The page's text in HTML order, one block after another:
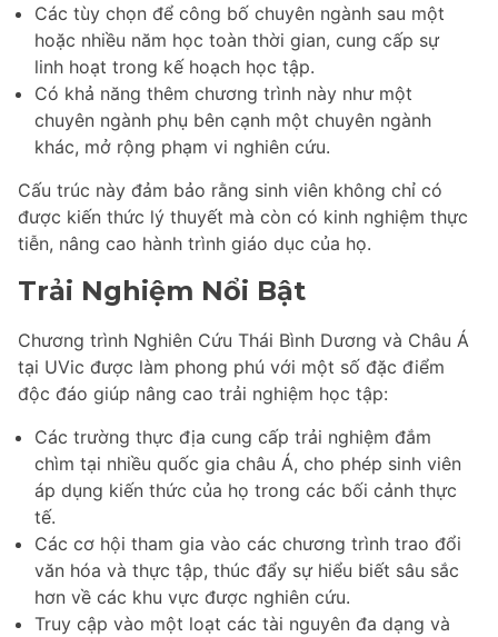
Các tùy chọn để công bố chuyên ngành sau một
hoặc nhiều năm học toàn thời gian, cung cấp sự
linh hoạt trong kế hoạch học tập.
Có khả năng thêm chương trình này như một
chuyên ngành phụ bên cạnh một chuyên ngành
khác, mở rộng phạm vi nghiên cứu.
Cấu trúc này đảm bảo rằng sinh viên không chỉ có
được kiến thức lý thuyết mà còn có kinh nghiệm thực
tiễn, nâng cao hành trình giáo dục của họ.
Trải Nghiệm Nổi Bật
Chương trình Nghiên Cứu Thái Bình Dương và Châu Á
tại UVic được làm phong phú với một số đặc điểm
độc đáo giúp nâng cao trải nghiệm học tập:
Các trường thực địa cung cấp trải nghiệm đắm
chìm tại nhiều quốc gia châu Á, cho phép sinh viên
áp dụng kiến thức của họ trong các bối cảnh thực
tế.
Các cơ hội tham gia vào các chương trình trao đổi
văn hóa và thực tập, thúc đẩy sự hiểu biết sâu sắc
hơn về các khu vực được nghiên cứu.
Truy cập vào một loạt các tài nguyên đa dạng và